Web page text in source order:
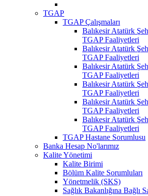
TGAP
TGAP Çalışmaları
Balıkesir Atatürk
TGAP Faaliyetleri
Balıkesir Atatürk
TGAP Faaliyetleri
Balıkesir Atatürk
TGAP Faaliyetleri
Balıkesir Atatürk
TGAP Faaliyetleri
Balıkesir Atatürk
TGAP Faaliyetleri
Balıkesir Atatürk
TGAP Faaliyetleri
TGAP Hastane Sorumlusu
Banka Hesap No'larımız
Kalite Yönetimi
Kalite Birimi
Bölüm Kalite Sorumluları
Yönetmelik (SKS)
Sağlık Bakanlığına Bağlı